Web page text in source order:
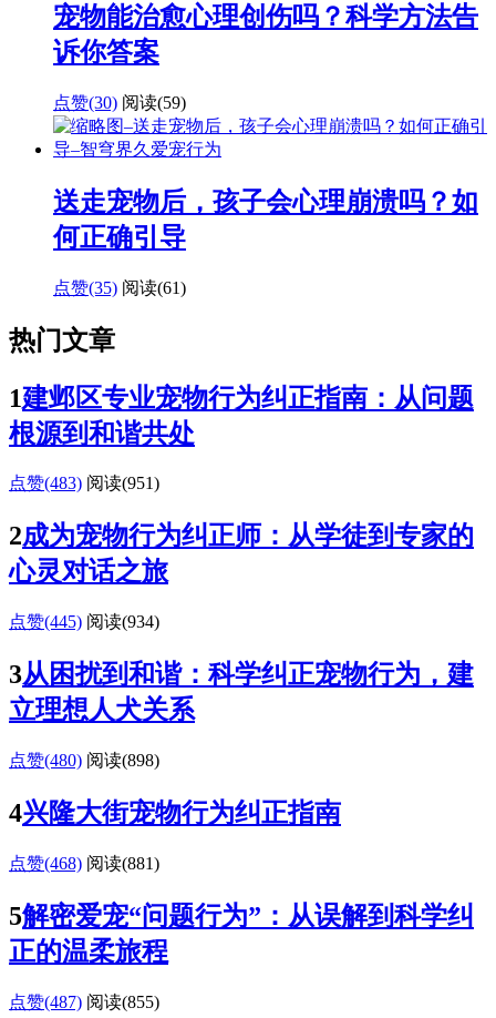
宠物能治愈心理创伤吗？科学方法告
诉你答案
点赞(30) 阅读(59)
送走宠物后，孩子会心理崩溃吗？如
何正确引导
点赞(35) 阅读(61)
热门文章
1建邺区专业宠物行为纠正指南：从问题
根源到和谐共处
点赞(483) 阅读(951)
2成为宠物行为纠正师：从学徒到专家的
心灵对话之旅
点赞(445) 阅读(934)
3从困扰到和谐：科学纠正宠物行为，建
立理想人犬关系
点赞(480) 阅读(898)
4兴隆大街宠物行为纠正指南
点赞(468) 阅读(881)
5解密爱宠“问题行为”：从误解到科学纠
正的温柔旅程
点赞(487) 阅读(855)